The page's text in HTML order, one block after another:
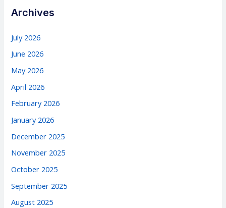
Archives
July 2026
June 2026
May 2026
April 2026
February 2026
January 2026
December 2025
November 2025
October 2025
September 2025
August 2025